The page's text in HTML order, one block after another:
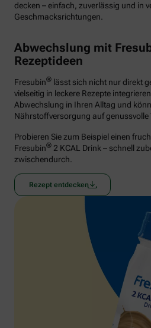
decken – einfach, zuverlässig und in
Geschmacksrichtungen.
Abwechslung mit
Rezeptideen
Fresubin® lässt sich nicht nur direkt
vielseitig in leckere Rezepte
Abwechslung in Ihren Alltag und
Nährstoffversorgung auf genussvolle
Probieren Sie zum Beispiel einen
Fresubin® 2 KCAL Drink – schnell
zwischendurch.
Rezept entdecken